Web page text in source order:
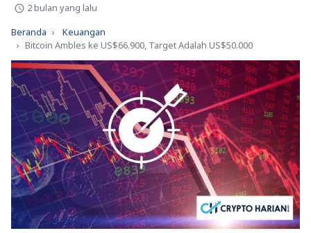
2 bulan yang lalu
Beranda
Keuangan
Bitcoin Ambles ke US$66.900, Target Adalah US$50.000